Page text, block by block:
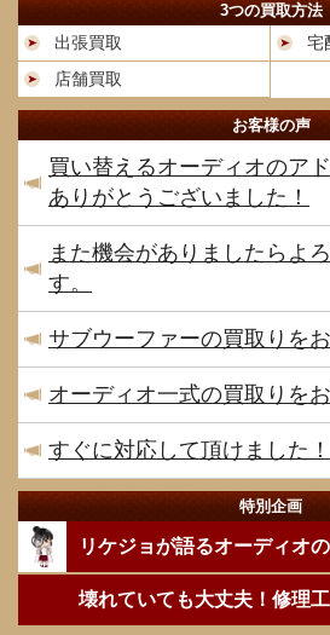
3つの買取方法
出張買取
宅
店舗買取
お客様の声
買い替えるオーディオのア
ありがとうございました！
また機会がありましたらよ
す。
サブウーファーの買取りを
オーディオ一式の買取りを
すぐに対応して頂けました！
特別企画
リケジョが語るオーディオ
壊れていても大丈夫！修理